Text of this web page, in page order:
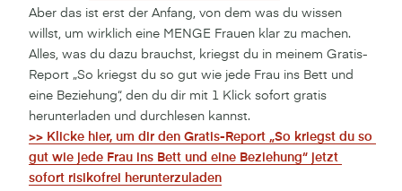
Aber das ist erst der Anfang, von dem was du wissen
willst, um wirklich eine MENGE Frauen klar zu machen.
Alles, was du dazu brauchst, kriegst du in meinem Gratis-
Report „So kriegst du so gut wie jede Frau ins Bett und
eine Beziehung“, den du dir mit 1 Klick sofort gratis
herunterladen und durchlesen kannst.
>> Klicke hier, um dir den Gratis-Report „So kriegst du so
gut wie jede Frau ins Bett und eine Beziehung“ jetzt
sofort risikofrei herunterzuladen